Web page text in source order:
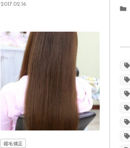
2017.02.16
縮毛矯正